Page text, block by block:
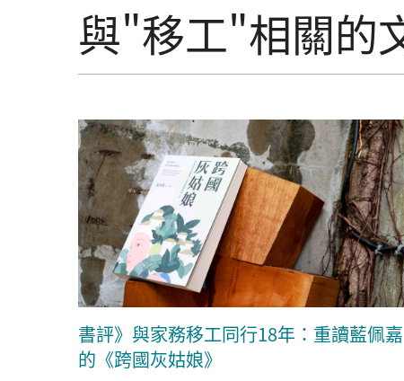
與"移工"相關的
書評》與家務移工同行18年：重讀藍佩嘉
的《跨國灰姑娘》